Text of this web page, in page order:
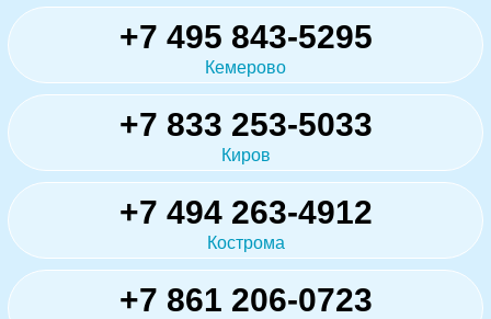
+7 495 843-5295
Кемерово
+7 833 253-5033
Киров
+7 494 263-4912
Кострома
+7 861 206-0723